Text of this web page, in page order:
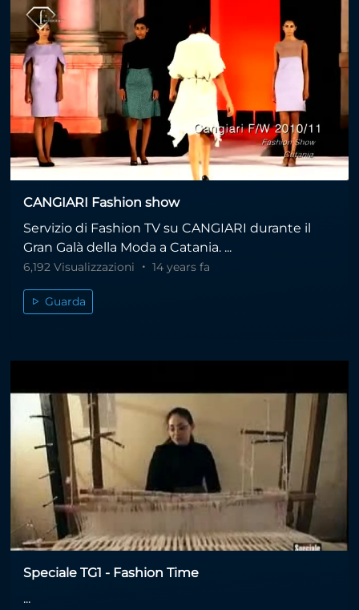
CANGIARI Fashion show
Servizio di Fashion TV su CANGIARI durante il
Gran Galà della Moda a Catania. ...
6,192 Visualizzazioni 14 years fa
Guarda
Speciale TG1 - Fashion Time
...